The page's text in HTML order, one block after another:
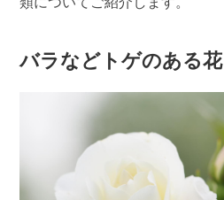
バラなどトゲのある花